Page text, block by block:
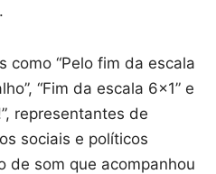
como “Pelo fim da escala
“Fim da escala 6×1” e
representantes de
sociais e políticos
de som que acompanhou